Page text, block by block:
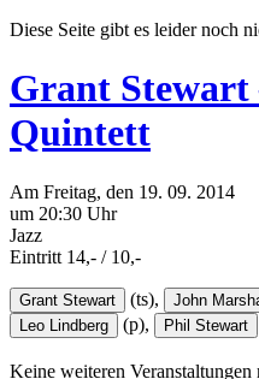
Diese Seite gibt es leider noch
Grant
Quintett
Am Freitag, den 19. 09. 2014
um 20:30 Uhr
Jazz
Eintritt 14,- / 10,-
Grant Stewart (ts), John
Leo Lindberg (p), Phil Stewart
Keine weiteren Veranstaltungen